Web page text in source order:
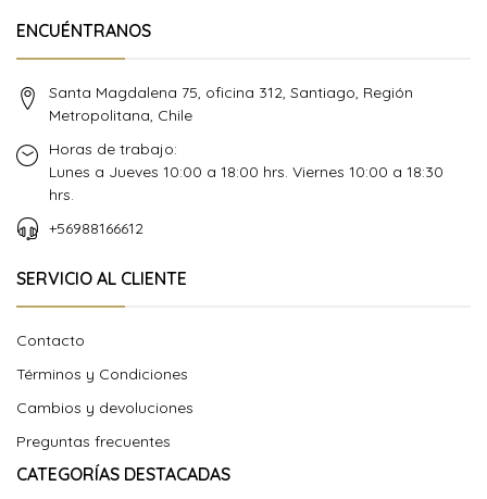
ENCUÉNTRANOS
Santa Magdalena 75, oficina 312, Santiago, Región
Metropolitana, Chile
Horas de trabajo:
Lunes a Jueves 10:00 a 18:00 hrs. Viernes 10:00 a 18:30
hrs.
+56988166612
SERVICIO AL CLIENTE
Contacto
Términos y Condiciones
Cambios y devoluciones
Preguntas frecuentes
CATEGORÍAS DESTACADAS